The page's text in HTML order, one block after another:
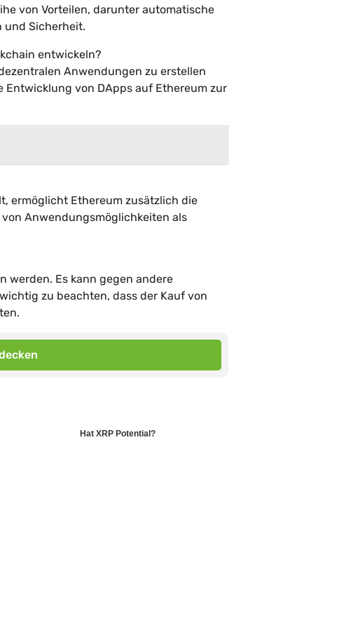
von Vorteilen, darunter automatische
und Sicherheit.
entwickeln?
Anwendungen zu erstellen
Entwicklung von DApps auf Ethereum zur
ermöglicht Ethereum zusätzlich die
Anwendungsmöglichkeiten als
werden. Es kann gegen andere
zu beachten, dass der Kauf von
Hat XRP Potential?